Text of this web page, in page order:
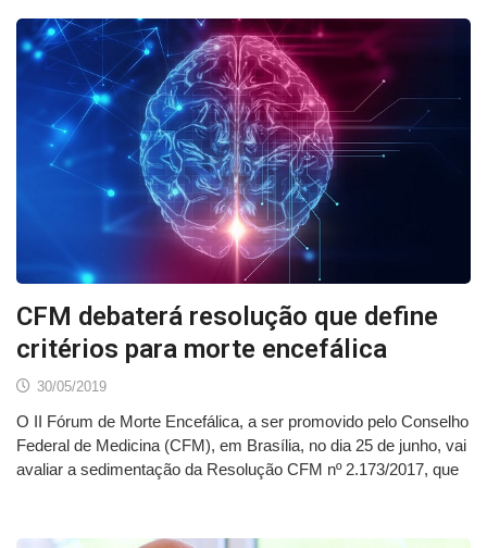
CFM debaterá resolução que define
critérios para morte encefálica
30/05/2019
O II Fórum de Morte Encefálica, a ser promovido pelo Conselho
Federal de Medicina (CFM), em Brasília, no dia 25 de junho, vai
avaliar a sedimentação da Resolução CFM nº 2.173/2017, que